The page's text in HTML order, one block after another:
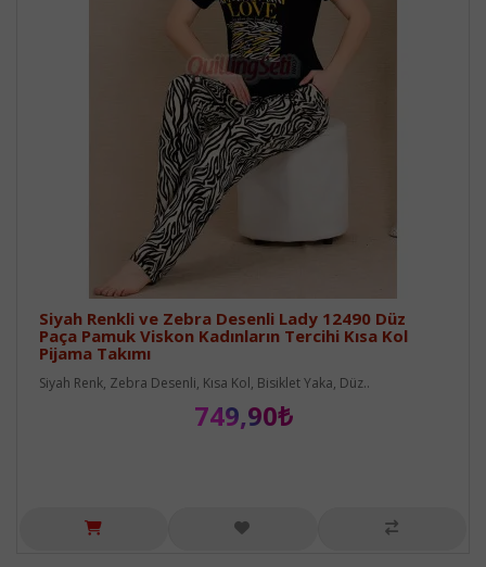
Siyah Renkli ve Zebra Desenli Lady 12490 Düz
Paça Pamuk Viskon Kadınların Tercihi Kısa Kol
Pijama Takımı
Siyah Renk, Zebra Desenli, Kısa Kol, Bisiklet Yaka, Düz..
749,90₺